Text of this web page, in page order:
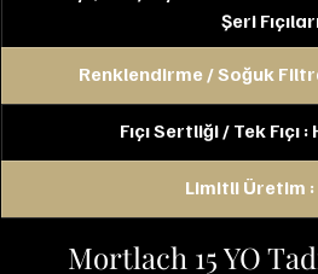
Şeri
Renklendirme / Soğuk
Fıçı Sertliği / Tek Fıçı :
Limitli Üretim :
Mortlach 15 YO